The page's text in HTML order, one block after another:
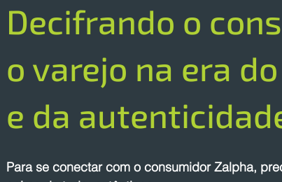
Decifrando o
o varejo na era
e da
Para se conectar com o consumidor Zalpha,